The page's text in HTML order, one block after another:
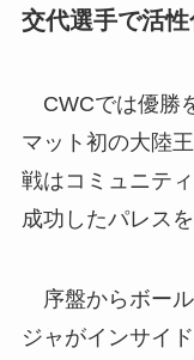
交代選手で活
CWCでは優勝
マット初の大陸
戦はコミュニテ
成功したパレス
序盤からボー
ジャがインサイ